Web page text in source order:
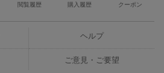
閲覧履歴 購入履歴 クーポン
ヘルプ
ご意見・ご要望